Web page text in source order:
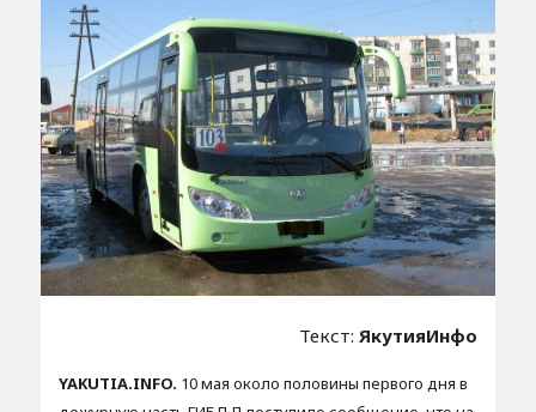
Текст: ЯкутияИнфо
YAKUTIA.INFO. 10 мая около половины первого дня в